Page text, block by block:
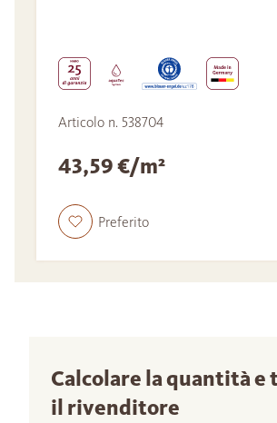
Articolo n. 538704
43,59 €/m²
Preferito
Calcolare la quantità e
il rivenditore